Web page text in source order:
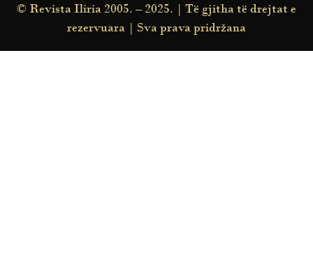
© Revista Iliria 2005. – 2025. | Të gjitha të drejtat e
rezervuara | Sva prava pridržana